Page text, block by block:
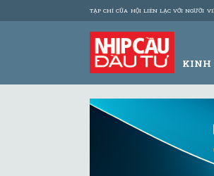
TẠP CHÍ CỦA HỘI LIÊN LẠC VỚI NGƯỜI
KINH